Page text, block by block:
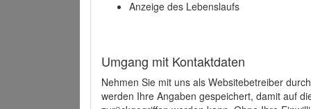
Anzeige des Lebenslaufs
Umgang mit Kontaktdaten
Nehmen Sie mit uns als Websitebetreiber
werden Ihre Angaben gespeichert, damit auf